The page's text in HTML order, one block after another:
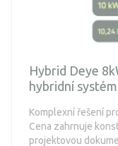
Hybrid Deye
hybridní
Komplexní řešení
Cena zahrnuje
projektovou